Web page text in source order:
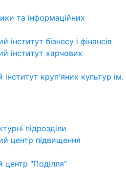
та інформаційних
інститут бізнесу і фінансів
інститут харчових
круп'яних культур ім.
підрозділи
центр підвищення
центр "Поділля"